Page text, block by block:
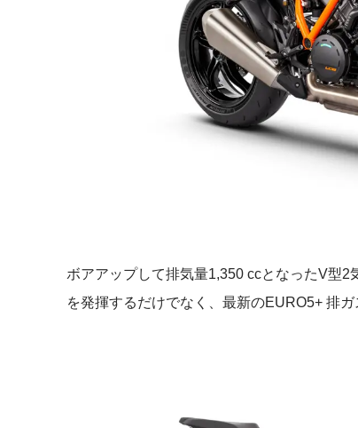
ボアアップして排気量1,350 ccとなったV型
を発揮するだけでなく、最新のEURO5+ 排ガ